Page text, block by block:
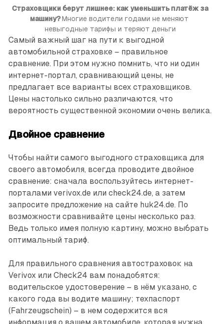
Страховщики берут лишнее: как уменьшить платёж за
машину?Многие водители годами не меняют
невыгодные тарифы и теряют деньги
Самый важный шаг на пути к выгодной
автомобильной страховке – правильное
сравнение. При этом нужно помнить, что ни один
интернет-портал, сравнивающий цены, не
предлагает все варианты всех страховщиков.
Цены настолько сильно различаются, что
вероятность существенной экономии очень велика.
Двойное сравнение
Чтобы найти самого выгодного страховщика для
своего автомобиля, всегда проводите двойное
сравнение: сначала воспользуйтесь интернет-
порталами verivox.de или check24.de, а затем
запросите предложение на сайте huk24.de. По
возможности сравнивайте цены несколько раз.
Ведь только имея полную картину, можно выбрать
оптимальный тариф.
Для правильного сравнения автостраховок на
Verivox или Check24 вам понадобятся:
водительское удостоверение – в нём указано, с
какого года вы водите машину; техпаспорт
(Fahrzeugschein) – в нем содержится вся